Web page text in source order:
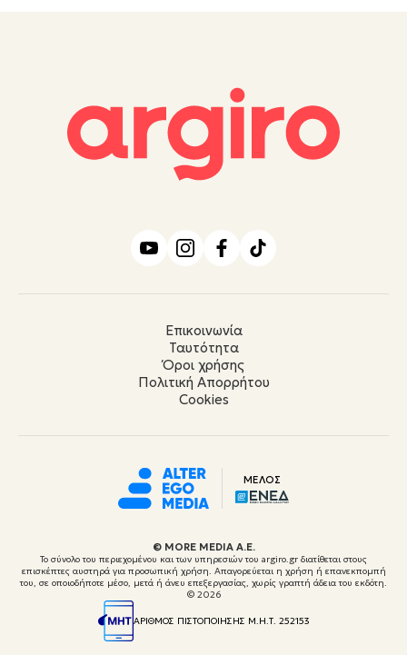
Επικοινωνία
Ταυτότητα
Όροι χρήσης
Πολιτική Απορρήτου
Cookies
ΜΕΛΟΣ
© ΜORE MEDIA Α.Ε.
Το σύνολο του περιεχομένου και των υπηρεσιών του argiro.gr διατίθεται στους
επισκέπτες αυστηρά για προσωπική χρήση. Απαγορεύεται η χρήση ή επανεκπομπή
του, σε οποιοδήποτε μέσο, μετά ή άνευ επεξεργασίας, χωρίς γραπτή άδεια του εκδότη.
© 2026
ΑΡΙΘΜΟΣ ΠΙΣΤΟΠΟΙΗΣΗΣ Μ.Η.Τ. 252153